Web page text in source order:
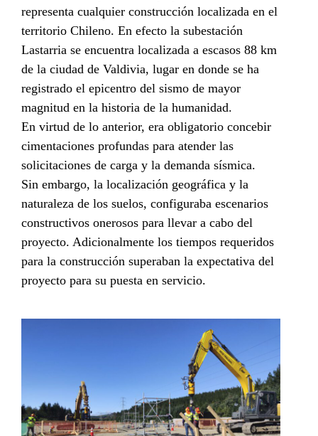
representa cualquier construcción localizada en el
territorio Chileno. En efecto la subestación
Lastarria se encuentra localizada a escasos 88 km
de la ciudad de Valdivia, lugar en donde se ha
registrado el epicentro del sismo de mayor
magnitud en la historia de la humanidad.
En virtud de lo anterior, era obligatorio concebir
cimentaciones profundas para atender las
solicitaciones de carga y la demanda sísmica.
Sin embargo, la localización geográfica y la
naturaleza de los suelos, configuraba escenarios
constructivos onerosos para llevar a cabo del
proyecto. Adicionalmente los tiempos requeridos
para la construcción superaban la expectativa del
proyecto para su puesta en servicio.